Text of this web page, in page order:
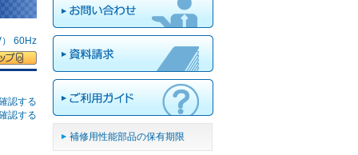
60Hz
認する
認する
補修用性能部品の保有期限